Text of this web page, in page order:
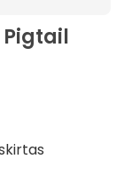
Pigtail